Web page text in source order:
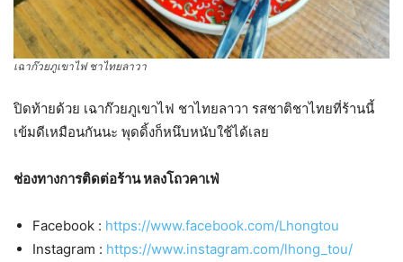
เฉาก๊วยภูเขาไฟ ชาไทยลาวา
ปิดท้ายด้วย เฉาก๊วยภูเขาไฟ ชาไทยลาวา รสชาติชาไทยที่ร้านนี้
เข้มดีเหมือนกันนะ พุดดิ้งก็หนึบหนับใช้ได้เลย
ช่องทางการติดต่อร้าน หลงโถวคาเฟ่
Facebook : https://www.facebook.com/Lhongtou
Instagram : https://www.instagram.com/lhong_tou/